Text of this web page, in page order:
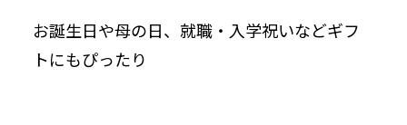
お誕生日や母の日、就職・入学祝いなどギフ
トにもぴったり